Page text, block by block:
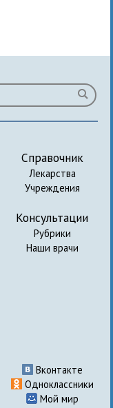
Справочник
Лекарства
Учреждения
Консультации
Рубрики
Наши врачи
Вконтакте
Одноклассники
Мой мир